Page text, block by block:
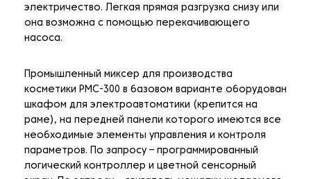
электричество. Легкая прямая разгрузка снизу или
она возможна с помощью перекачивающего
насоса.
Промышленный миксер для производства
косметики PMC-300 в базовом варианте оборудован
шкафом для электроавтоматики (крепится на
раме), на передней панели которого имеются все
необходимые элементы управления и контроля
параметров. По запросу – программированный
логический контроллер и цветной сенсорный